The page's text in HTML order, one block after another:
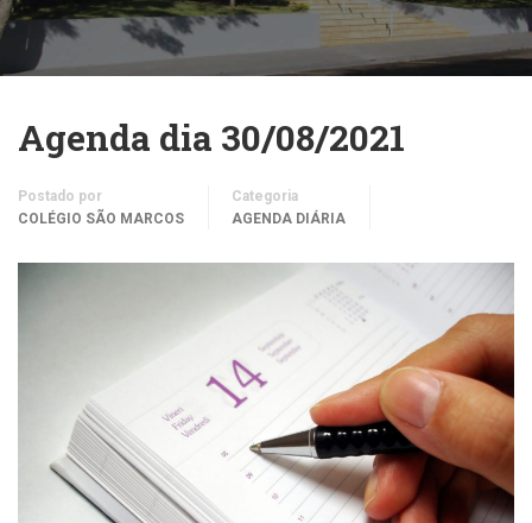
Agenda dia 30/08/2021
Postado por
COLÉGIO SÃO MARCOS
Categoria
AGENDA DIÁRIA